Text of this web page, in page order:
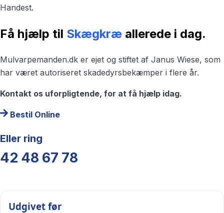
Handest.
Få hjælp til Skægkræ allerede i dag.
Mulvarpemanden.dk er ejet og stiftet af Janus Wiese, som
har været autoriseret skadedyrsbekæmper i flere år.
Kontakt os uforpligtende, for at få hjælp idag.
Bestil Online
Eller ring
42 48 67 78
Udgivet før